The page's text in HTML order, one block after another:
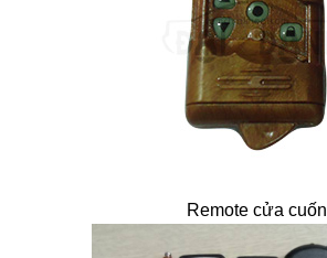
Remote cửa cuốn